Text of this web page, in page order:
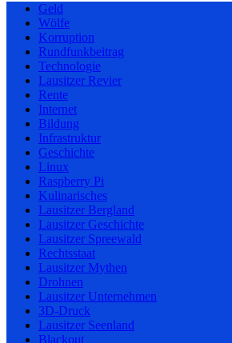
Geld
Wölfe
Korruption
Rundfunkbeitrag
Technologie
Lausitzer Revier
Rente
Internet
Bildung
Infrastruktur
Geschichte
Linux
Raspberry Pi
Kulinarisches
Lausitzer Bergland
Lausitzer Geschichte
Lausitzer Spreewald
Rechtsstaat
Lausitzer Mythen
Drohnen
Lausitzer Unternehmen
3D-Druck
Lausitzer Seenland
Blackout